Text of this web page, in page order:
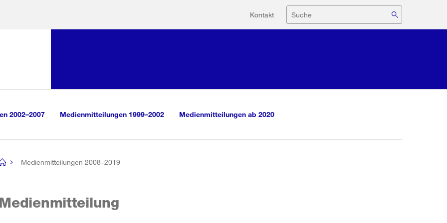
Hilfsnavigation
Kontakt Suche
2002–2007 Medienmitteilungen 1999–2002 Medienmitteilungen ab 2020
Medienmitteilungen 2008–2019